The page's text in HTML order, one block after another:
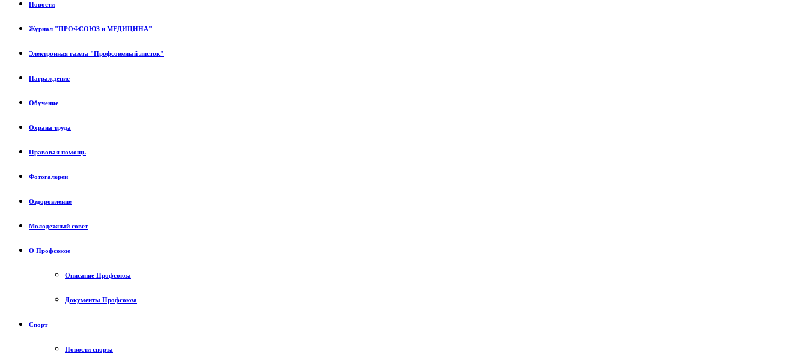
Новости
Журнал "ПРОФСОЮЗ и МЕДИЦИНА"
Электронная газета "Профсоюзный листок"
Награждение
Обучение
Охрана труда
Правовая помощь
Фотогалереи
Оздоровление
Молодежный совет
О Профсоюзе
Описание Профсоюза
Документы Профсоюза
Спорт
Новости спорта